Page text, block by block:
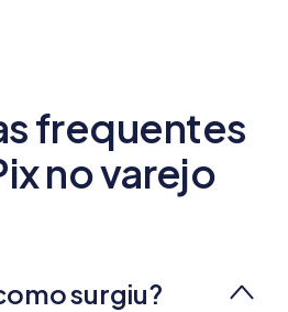
frequentes
no varejo
surgiu?